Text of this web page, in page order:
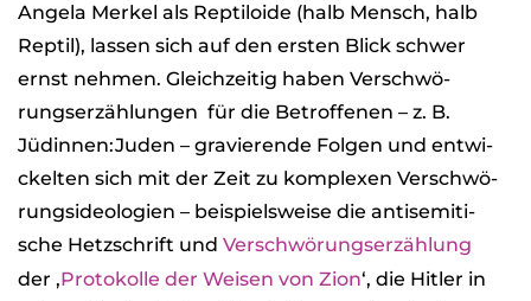
Angela Mer­kel als Rep­ti­lo­ide (halb Mensch, halb
Rep­til), las­sen sich auf den ers­ten Blick schwer
ernst neh­men. Gleich­zei­tig haben Ver­schwö­
rungs­er­zäh­lun­gen für die Betrof­fe­nen – z. B.
Jüdinnen:Juden – gra­vie­rende Fol­gen und ent­wi­
ckel­ten sich mit der Zeit zu kom­ple­xen Ver­schwö­
rungs­ideo­lo­gien – bei­spiels­weise die anti­se­mi­ti­
sche Hetz­schrift und Ver­schwö­rungs­er­zäh­lung
der ‚Pro­to­kolle der Wei­sen von Zion‘, die Hit­ler in